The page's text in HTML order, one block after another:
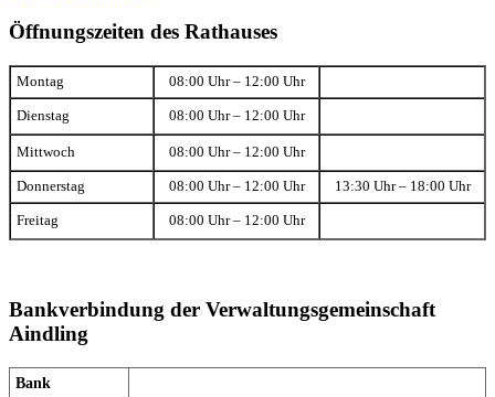
Öffnungszeiten des Rathauses
Montag 08:00 Uhr – 12:00 Uhr
Dienstag 08:00 Uhr – 12:00 Uhr
Mittwoch 08:00 Uhr – 12:00 Uhr
Donnerstag 08:00 Uhr – 12:00 Uhr 13:30 Uhr – 18:00 Uhr
Freitag 08:00 Uhr – 12:00 Uhr
Bankverbindung der Verwaltungsgemeinschaft
Aindling
Bank